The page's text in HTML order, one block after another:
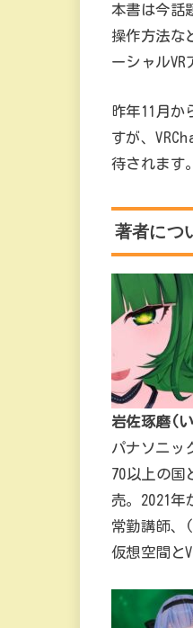
本書は今話
操作方法な
ーシャル
昨年11月か
すが、
待されます。
著者につ
岩佐琢磨(
パナソニッ
70以上の
売。2021
常勤講師、
仮想空間と